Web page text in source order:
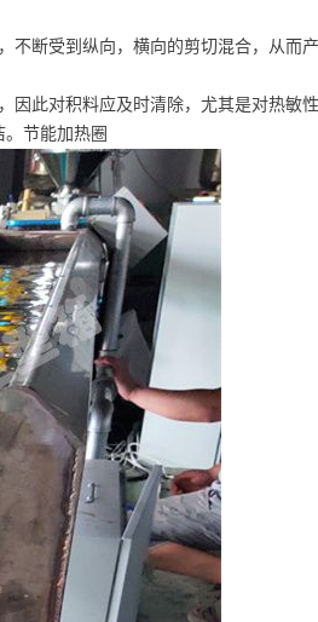
不断受到纵向，横向的剪切混合，从而
因 此对积料应及时清除，尤其是对热敏
节能加热圈